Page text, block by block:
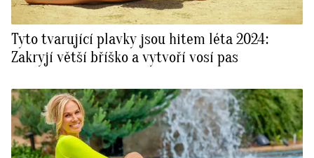
Tyto tvarující plavky jsou hitem léta 2024:
Zakryjí větší bříško a vytvoří vosí pas